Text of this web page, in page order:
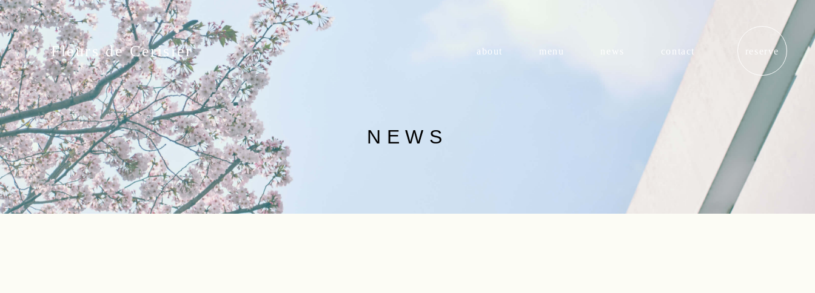
Fleurs de Cerisier about menu news contact reserve
NEWS